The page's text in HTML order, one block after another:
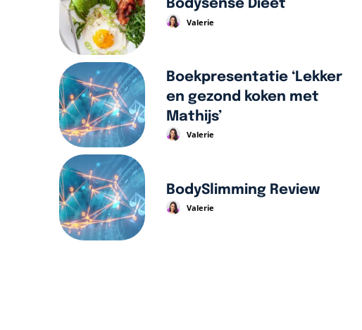
Bodysense Dieet
Valerie
Boekpresentatie ‘Lekker
en gezond koken met
Mathijs’
Valerie
BodySlimming Review
Valerie